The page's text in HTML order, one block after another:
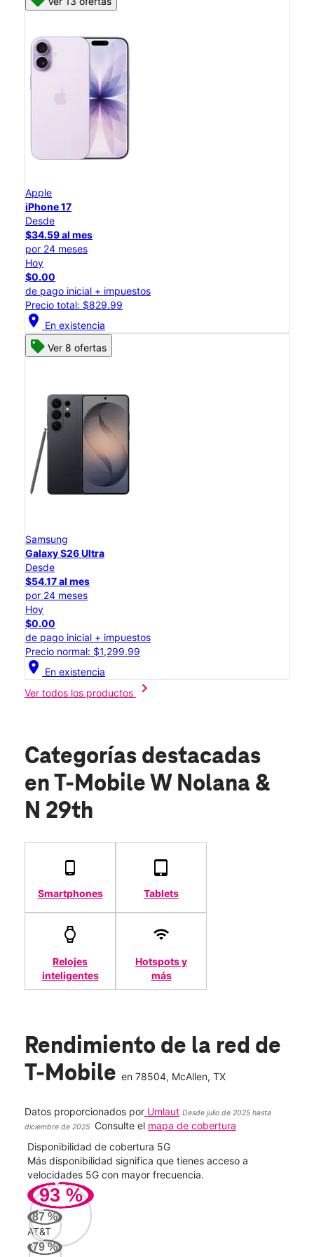
Apple
iPhone 17
Desde
$34.59 al mes
por 24 meses
Hoy
$0.00
de pago inicial + impuestos
Precio total: $829.99
location_on En existencia
Ver 8 ofertas
Samsung
Galaxy S26 Ultra
Desde
$54.17 al mes
por 24 meses
Hoy
$0.00
de pago inicial + impuestos
Precio normal: $1,299.99
location_on En existencia
Ver todos los productos
chevron_right
Categorías destacadas
en T-Mobile W Nolana &
N 29th
Smartphones Tablets
Relojes
inteligentes
Hotspots y
más
Rendimiento de la red de
T-Mobile en 78504, McAllen, TX
Datos proporcionados por Umlaut Desde julio de 2025 hasta
diciembre de 2025
Consulte el mapa de cobertura
Disponibilidad de cobertura 5G
Más disponibilidad significa que tienes acceso a
velocidades 5G con mayor frecuencia.
93 %
87 %
AT&T
79%